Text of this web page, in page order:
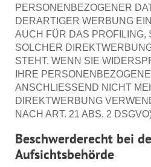
PERSONENBEZOGENER
DERARTIGER WERBUNG
AUCH FÜR DAS PROFILING,
SOLCHER
STEHT. WENN SIE
IHRE
ANSCHLIESSEND NICHT
DIREKTWERBUNG
NACH ART. 21 ABS. 2
Beschwerde­recht bei
Aufsichts­behörde